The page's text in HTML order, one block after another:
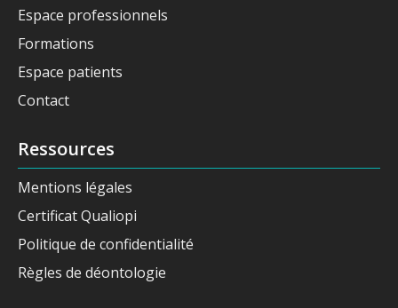
Espace professionnels
Formations
Espace patients
Contact
Ressources
Mentions légales
Certificat Qualiopi
Politique de confidentialité
Règles de déontologie